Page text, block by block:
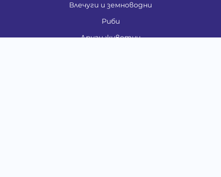
Влечуги и земноводни
Риби
Други животни